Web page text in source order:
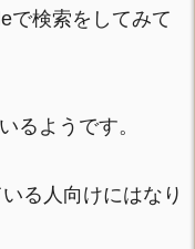
で検索をしてみて
るようです。
る人向けにはなり